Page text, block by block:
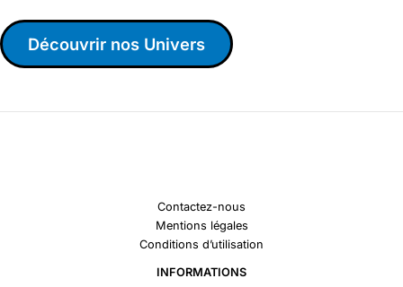
Découvrir nos Univers
Contactez-nous
Mentions légales
Conditions d’utilisation
INFORMATIONS